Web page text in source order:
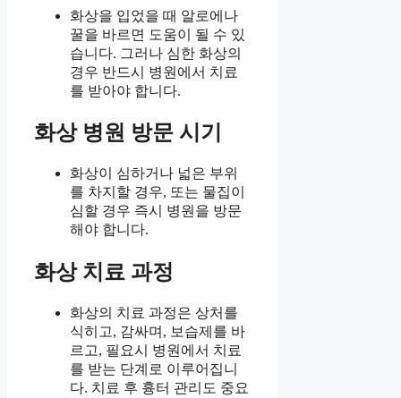
화상을 입었을 때 알로에나
꿀을 바르면 도움이 될 수 있
습니다. 그러나 심한 화상의
경우 반드시 병원에서 치료
를 받아야 합니다.
화상 병원 방문 시기
화상이 심하거나 넓은 부위
를 차지할 경우, 또는 물집이
심할 경우 즉시 병원을 방문
해야 합니다.
화상 치료 과정
화상의 치료 과정은 상처를
식히고, 감싸며, 보습제를 바
르고, 필요시 병원에서 치료
를 받는 단계로 이루어집니
다. 치료 후 흉터 관리도 중요